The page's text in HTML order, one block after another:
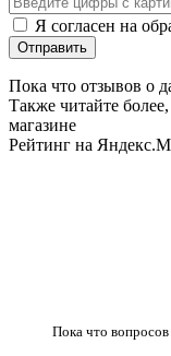
Я согласен на
Пока что отзывов о
Также читайте
магазине
Рейтинг на
Пока что